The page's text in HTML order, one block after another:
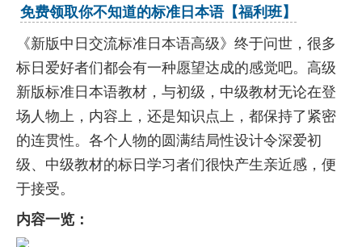
免费领取你不知道的标准日本语【福利班】
《新版中日交流标准日本语高级》终于问世，很多
标日爱好者们都会有一种愿望达成的感觉吧。高级
新版标准日本语教材，与初级，中级教材无论在登
场人物上，内容上，还是知识点上，都保持了紧密
的连贯性。各个人物的圆满结局性设计令深爱初
级、中级教材的标日学习者们很快产生亲近感，便
于接受。
内容一览：